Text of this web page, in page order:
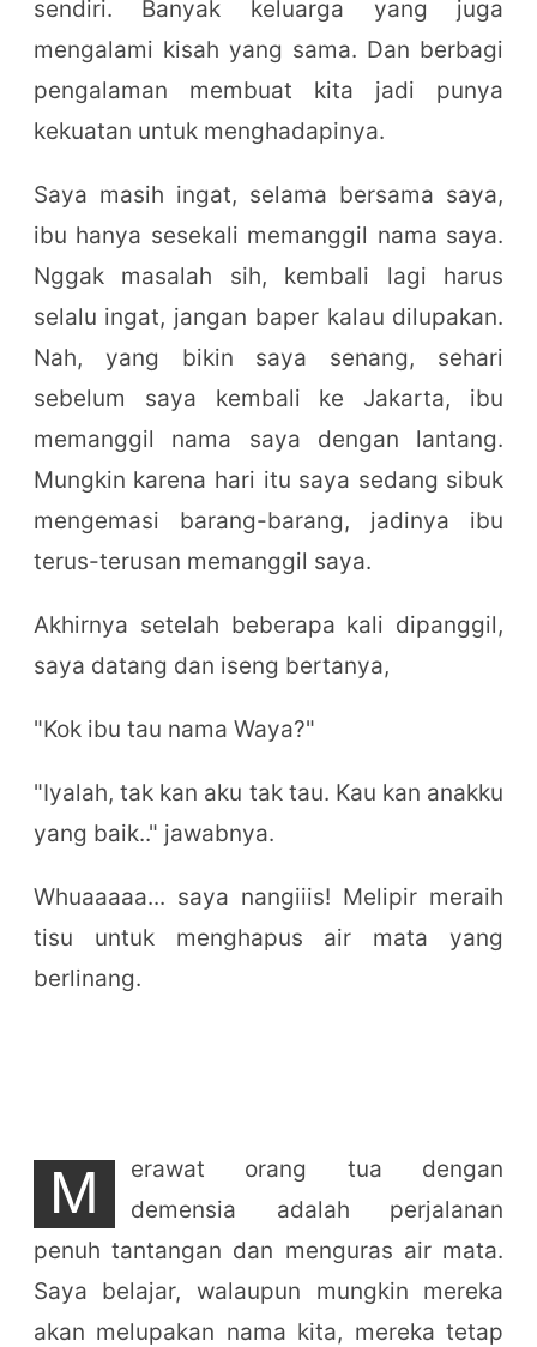
sendiri. Banyak keluarga yang juga
mengalami kisah yang sama. Dan berbagi
pengalaman membuat kita jadi punya
kekuatan untuk menghadapinya.
Saya masih ingat, selama bersama saya,
ibu hanya sesekali memanggil nama saya.
Nggak masalah sih, kembali lagi harus
selalu ingat, jangan baper kalau dilupakan.
Nah, yang bikin saya senang, sehari
sebelum saya kembali ke Jakarta, ibu
memanggil nama saya dengan lantang.
Mungkin karena hari itu saya sedang sibuk
mengemasi barang-barang, jadinya ibu
terus-terusan memanggil saya.
Akhirnya setelah beberapa kali dipanggil,
saya datang dan iseng bertanya,
"Kok ibu tau nama Waya?"
"Iyalah, tak kan aku tak tau. Kau kan anakku
yang baik.." jawabnya.
Whuaaaaa... saya nangiiis! Melipir meraih
tisu untuk menghapus air mata yang
berlinang.
M
erawat orang tua dengan
demensia adalah perjalanan
penuh tantangan dan menguras air mata.
Saya belajar, walaupun mungkin mereka
akan melupakan nama kita, mereka tetap